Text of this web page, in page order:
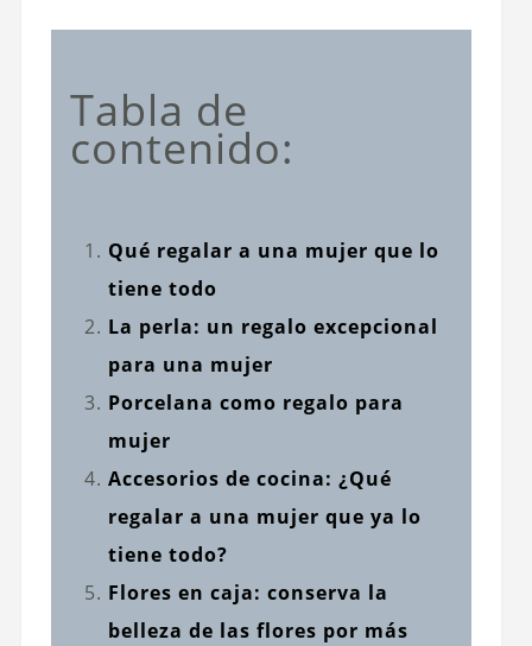
Tabla de
contenido:
Qué regalar a una mujer que lo
tiene todo
La perla: un regalo excepcional
para una mujer
Porcelana como regalo para
mujer
Accesorios de cocina: ¿Qué
regalar a una mujer que ya lo
tiene todo?
Flores en caja: conserva la
belleza de las flores por más